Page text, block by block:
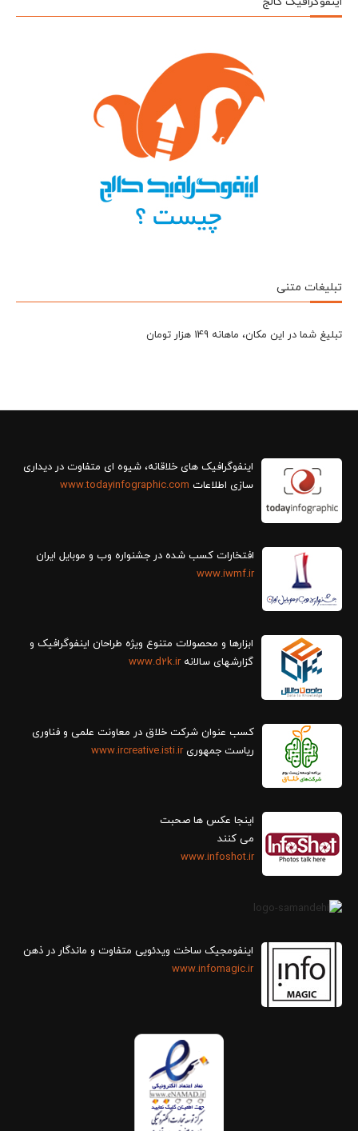
تبلیغات متنی
تبلیغ شما در این مکان، ماهانه 149 هزار تومان
سازی اطلاعات www.todayinfographic.com
افتخارات کسب شده در جشنواره وب و موبایل ایران
www.iwmf.ir
ابزارها و محصولات متنوع ویژه طراحان اینفوگرافیک و
گزارش‎های سالانه
www.d2k.ir
کسب عنوان شرکت خلاق در معاونت علمی و فناوری
ریاست جمهوریwww.ircreative.isti.ir
اینجا عکس ها صحبت
می کنند
www.infoshot.ir
اینفومجیک ساخت ویدئویی متفاوت و ماندگار در ذهن
www.infomagic.ir